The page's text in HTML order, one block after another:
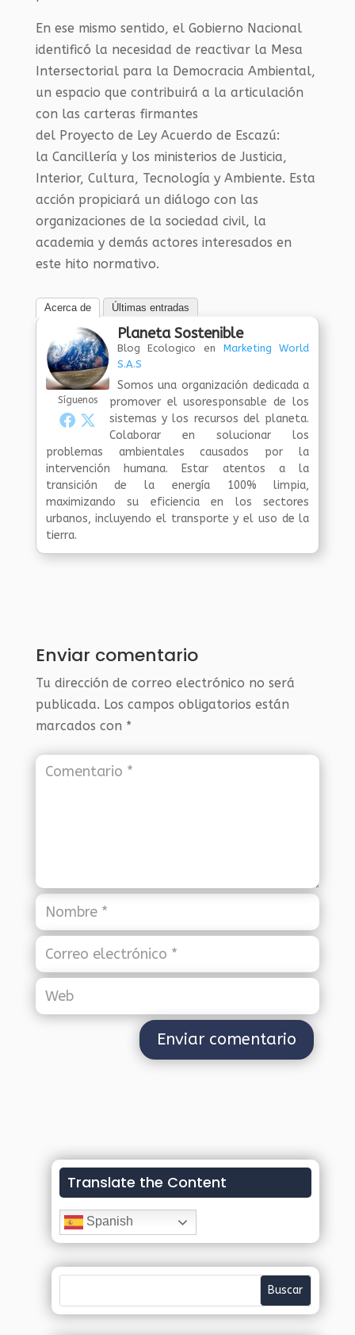
En ese mismo sentido, el Gobierno Nacional
identificó la necesidad de reactivar la Mesa
Intersectorial para la Democracia Ambiental,
un espacio que contribuirá a la articulación
con las carteras firmantes
del Proyecto de Ley Acuerdo de Escazú:
la Cancillería y los ministerios de Justicia,
Interior, Cultura, Tecnología y Ambiente. Esta
acción propiciará un diálogo con las
organizaciones de la sociedad civil, la
academia y demás actores interesados en
este hito normativo.
Acerca de Últimas entradas
Síguenos
Planeta Sostenible
Blog Ecologico en Marketing World
S.A.S
Somos una organización dedicada a
promover el usoresponsable de los
sistemas y los recursos del planeta.
Colaborar en solucionar los
problemas ambientales causados por la
intervención humana. Estar atentos a la
transición de la energía 100% limpia,
maximizando su eficiencia en los sectores
urbanos, incluyendo el transporte y el uso de la
tierra.
Enviar comentario
Tu dirección de correo electrónico no será
publicada. Los campos obligatorios están
marcados con *
Translate the Content
Spanish